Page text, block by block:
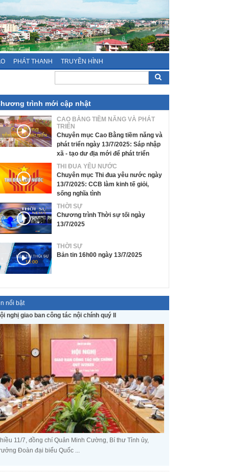
PHÁT THANH TRUYỀN HÌNH
trình mới cập nhật
CAO BẰNG TIỀM NĂNG VÀ PHÁT
TRIỂN
Chuyên mục Cao Bằng tiềm năng và
phát triển ngày 13/7/2025: Sáp nhập
xã - tạo dư địa mới để phát triển
THI ĐUA YÊU NƯỚC
Chuyên mục Thi đua yêu nước ngày
13/7/2025: CCB làm kinh tế giỏi,
sống nghĩa tình
THỜI SỰ
Chương trình Thời sự tối ngày
13/7/2025
THỜI SỰ
Bản tin 16h00 ngày 13/7/2025
nổi bật
nghị giao ban công tác nội chính quý II
11/7, đồng chí Quản Minh Cường, Bí thư Tỉnh ủy,
Đoàn đại biểu Quốc ...